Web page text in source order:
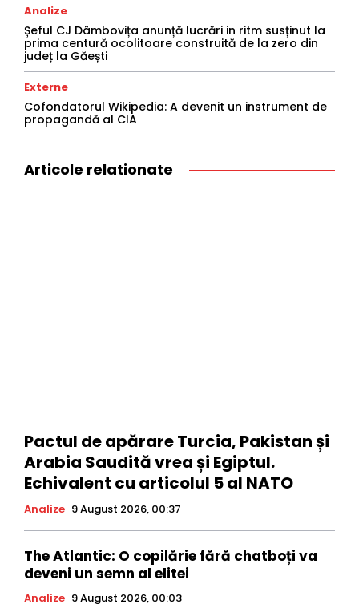
Analize
Șeful CJ Dâmbovița anunță lucrări in ritm susținut la
prima centură ocolitoare construită de la zero din
județ la Găești
Externe
Cofondatorul Wikipedia: A devenit un instrument de
propagandă al CIA
Articole relationate
Pactul de apărare Turcia, Pakistan și
Arabia Saudită vrea și Egiptul.
Echivalent cu articolul 5 al NATO
Analize 9 August 2026, 00:37
The Atlantic: O copilărie fără chatboți va
deveni un semn al elitei
Analize 9 August 2026, 00:03